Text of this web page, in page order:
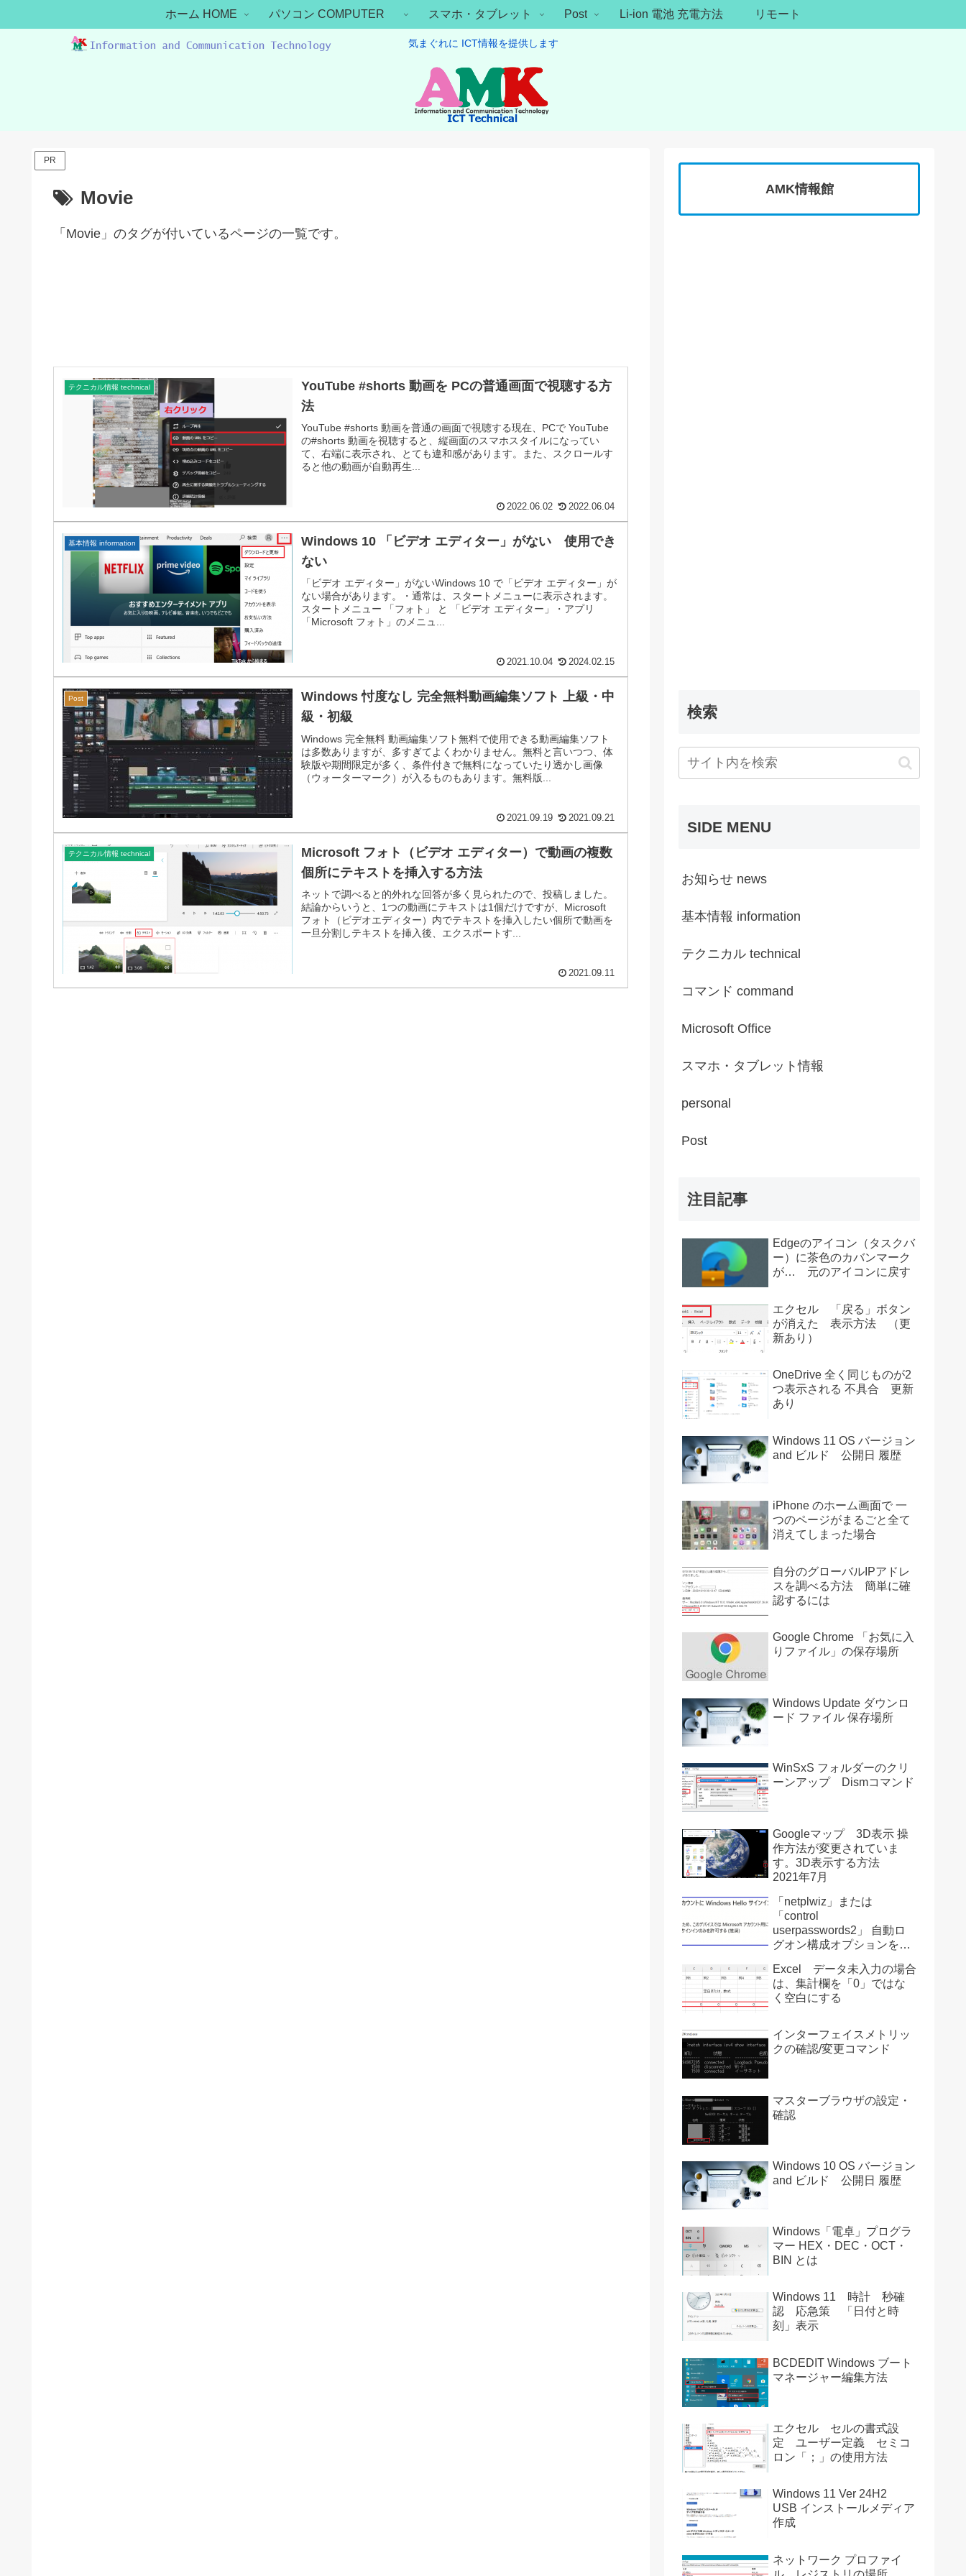
気まぐれに ICT情報を提供します
ホーム HOME パソコン COMPUTER スマホ・タブレット Post Li-ion 電池 充電方法 リモート
PR
Movie
「Movie」のタグが付いているページの一覧です。
テクニカル情報 technical
YouTube #shorts 動画を PCの普通画面で視聴する方
法
YouTube #shorts 動画を普通の画面で視聴する現在、PCで YouTube
の#shorts 動画を視聴すると、縦画面のスマホスタイルになってい
て、右端に表示され、とても違和感があります。また、スクロールす
ると他の動画が自動再生...
2022.06.02 2022.06.04
基本情報 information
Windows 10 「ビデオ エディター」がない 使用でき
ない
「ビデオ エディター」がないWindows 10 で「ビデオ エディター」が
ない場合があります。・通常は、スタートメニューに表示されます。
スタートメニュー 「フォト」 と 「ビデオ エディター」・アプリ
「Microsoft フォト」のメニュ...
2021.10.04 2024.02.15
Post
Windows 忖度なし 完全無料動画編集ソフト 上級・中
級・初級
Windows 完全無料 動画編集ソフト無料で使用できる動画編集ソフト
は多数ありますが、多すぎてよくわかりません。無料と言いつつ、体
験版や期間限定が多く、条件付きで無料になっていたり透かし画像
（ウォーターマーク）が入るものもあります。無料版...
2021.09.19 2021.09.21
テクニカル情報 technical
Microsoft フォト（ビデオ エディター）で動画の複数
個所にテキストを挿入する方法
ネットで調べると的外れな回答が多く見られたので、投稿しました。
結論からいうと、1つの動画にテキストは1個だけですが、Microsoft
フォト（ビデオエディター）内でテキストを挿入したい個所で動画を
一旦分割しテキストを挿入後、エクスポートす...
2021.09.11
AMK情報館
検索
SIDE MENU
お知らせ news
基本情報 information
テクニカル technical
コマンド command
Microsoft Office
スマホ・タブレット情報
personal
Post
注目記事
Edgeのアイコン（タスクバ
ー）に茶色のカバンマーク
が… 元のアイコンに戻す
エクセル 「戻る」ボタン
が消えた 表示方法 （更
新あり）
OneDrive 全く同じものが2
つ表示される 不具合 更新
あり
Windows 11 OS バージョン
and ビルド 公開日 履歴
iPhone のホーム画面で 一
つのページがまるごと全て
消えてしまった場合
自分のグローバルIPアドレ
スを調べる方法 簡単に確
認するには
Google Chrome 「お気に入
りファイル」の保存場所
Windows Update ダウンロ
ード ファイル 保存場所
WinSxS フォルダーのクリ
ーンアップ Dismコマンド
Googleマップ 3D表示 操
作方法が変更されていま
す。3D表示する方法
2021年7月
「netplwiz」または
「control
userpasswords2」 自動ロ
グオン構成オプションを復
Excel データ未入力の場合
は、集計欄を「0」ではな
く空白にする
インターフェイスメトリッ
クの確認/変更コマンド
マスターブラウザの設定・
確認
Windows 10 OS バージョン
and ビルド 公開日 履歴
Windows「電卓」プログラ
マー HEX・DEC・OCT・
BIN とは
Windows 11 時計 秒確
認 応急策 「日付と時
刻」表示
BCDEDIT Windows ブート
マネージャー編集方法
エクセル セルの書式設
定 ユーザー定義 セミコ
ロン「；」の使用方法
Windows 11 Ver 24H2
USB インストールメディア
作成
ネットワーク プロファイ